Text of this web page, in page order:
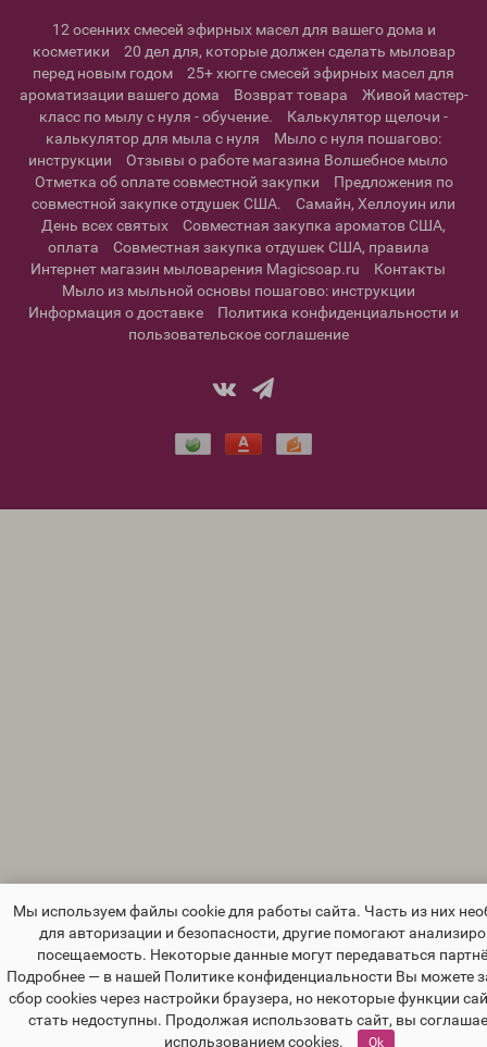
12 осенних смесей эфирных масел для вашего дома и
косметики
20 дел для, которые должен сделать мыловар
перед новым годом
25+ хюгге смесей эфирных масел для
ароматизации вашего дома
Возврат товара
Живой мастер-
класс по мылу с нуля - обучение.
Калькулятор щелочи -
калькулятор для мыла с нуля
Мыло с нуля пошагово:
инструкции
Отзывы о работе магазина Волшебное мыло
Отметка об оплате совместной закупки
Предложения по
совместной закупке отдушек США.
Самайн, Хеллоуин или
День всех святых
Совместная закупка ароматов США,
оплата
Совместная закупка отдушек США, правила
Интернет магазин мыловарения Magicsoap.ru
Контакты
Мыло из мыльной основы пошагово: инструкции
Информация о доставке
Политика конфиденциальности и
пользовательское соглашение
Мы используем файлы cookie для работы сайта. Часть из них
для авторизации и безопасности, другие помогают
посещаемость. Некоторые данные могут передаваться
Подробнее — в нашей Политике конфиденциальности Вы можете
сбор cookies через настройки браузера, но некоторые функции
стать недоступны. Продолжая использовать сайт, вы
использованием cookies.
Ok